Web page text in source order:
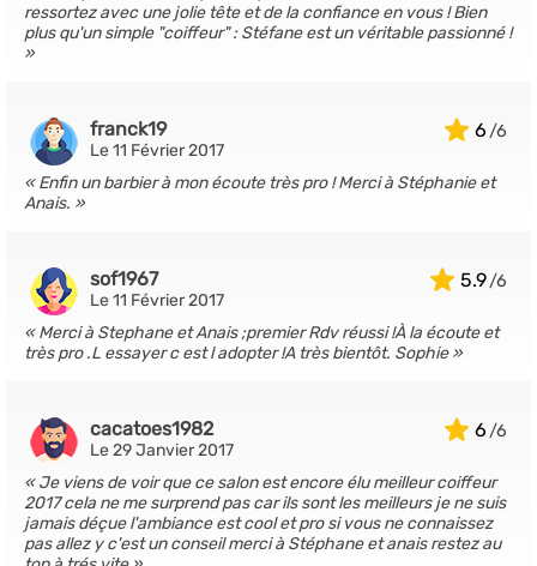
ressortez avec une jolie tête et de la confiance en vous ! Bien
plus qu'un simple "coiffeur" : Stéfane est un véritable passionné !
6
franck19
Le 11 Février 2017
Enfin un barbier à mon écoute très pro ! Merci à Stéphanie et
Anais.
5.9
sof1967
Le 11 Février 2017
Merci à Stephane et Anais ;premier Rdv réussi !À la écoute et
très pro .L essayer c est l adopter !A très bientôt. Sophie
6
cacatoes1982
Le 29 Janvier 2017
Je viens de voir que ce salon est encore élu meilleur coiffeur
2017 cela ne me surprend pas car ils sont les meilleurs je ne suis
jamais déçue l'ambiance est cool et pro si vous ne connaissez
pas allez y c'est un conseil merci à Stéphane et anais restez au